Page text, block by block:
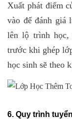
Xuất phát điểm
vào để đánh giá
lên lộ trình
trước khi ghép
học sinh sẽ theo
6. Quy trình